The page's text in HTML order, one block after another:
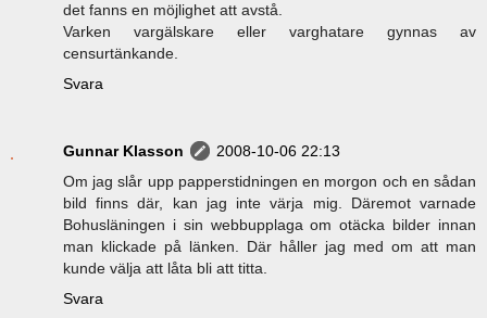
det fanns en möjlighet att avstå.
Varken vargälskare eller varghatare gynnas av
censurtänkande.
Svara
Gunnar Klasson
2008-10-06 22:13
Om jag slår upp papperstidningen en morgon och en sådan
bild finns där, kan jag inte värja mig. Däremot varnade
Bohusläningen i sin webbupplaga om otäcka bilder innan
man klickade på länken. Där håller jag med om att man
kunde välja att låta bli att titta.
Svara